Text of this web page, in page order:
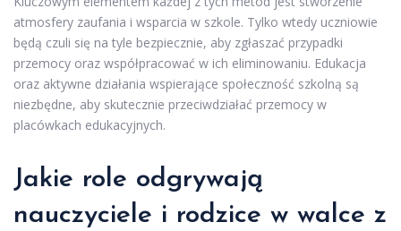
atmosfery zaufania i wsparcia w szkole. Tylko wtedy uczniowie
będą czuli się na tyle bezpiecznie, aby zgłaszać przypadki
przemocy oraz współpracować w ich eliminowaniu. Edukacja
oraz aktywne działania wspierające społeczność szkolną są
niezbędne, aby skutecznie przeciwdziałać przemocy w
placówkach edukacyjnych.
Jakie role odgrywają
nauczyciele i rodzice w walce z